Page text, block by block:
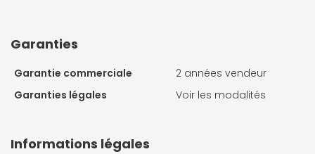
Garanties
Garantie commerciale
2 années vendeur
Garanties légales
Voir les modalités
Informations légales